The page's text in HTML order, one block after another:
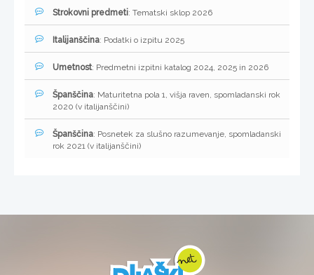
Strokovni predmeti: Tematski sklop 2026
Italijanščina: Podatki o izpitu 2025
Umetnost: Predmetni izpitni katalog 2024, 2025 in 2026
Španščina: Maturitetna pola 1, višja raven, spomladanski rok
2020 (v italijanščini)
Španščina: Posnetek za slušno razumevanje, spomladanski
rok 2021 (v italijanščini)